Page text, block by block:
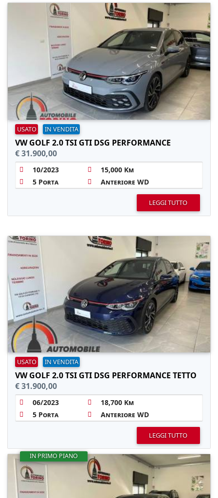
USATO IN VENDITA
VW GOLF 2.0 TSI GTI DSG PERFORMANCE
€ 31.900,00
10/2023
15,000 Km
5 Porta
Anteriore WD
LEGGI TUTTO
USATO IN VENDITA
VW GOLF 2.0 TSI GTI DSG PERFORMANCE TETTO
€ 31.900,00
06/2023
18,700 Km
5 Porta
Anteriore WD
LEGGI TUTTO
IN PRIMO PIANO